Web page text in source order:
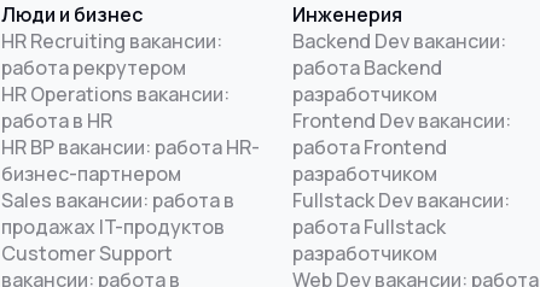
Люди и бизнес
HR Recruiting вакансии:
работа рекрутером
HR Operations вакансии:
работа в HR
HR BP вакансии: работа HR-
бизнес-партнером
Sales вакансии: работа в
продажах IT-продуктов
Customer Support
вакансии: работа в
Инженерия
Backend Dev вакансии:
работа Backend
разработчиком
Frontend Dev вакансии:
работа Frontend
разработчиком
Fullstack Dev вакансии:
работа Fullstack
разработчиком
Web Dev вакансии: работа